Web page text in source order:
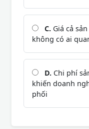
C. Giá cả
không có ai
D. Chi phí
khiến doanh
phối